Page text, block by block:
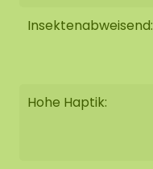
Insektenabweisend:
Hohe Haptik: